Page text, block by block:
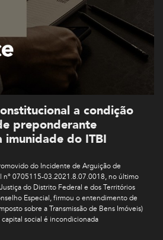
a condição
preponderante
do ITBI
do Incidente de Arguição de
nº 0705115-03.2021.8.07.0018, no último
do Distrito Federal e dos Territórios
Especial, firmou o entendimento de
sobre a Transmissão de Bens Imóveis)
social é incondicionada